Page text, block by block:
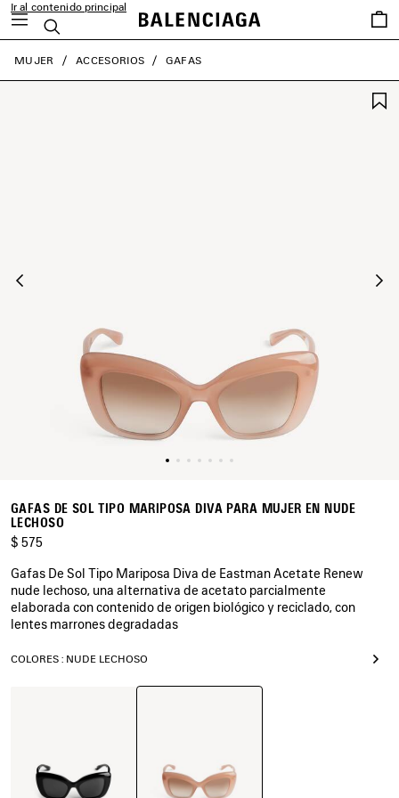
Ir al contenido principal
Buscar
close the banner
MUJER ACCESORIOS GAFAS
GAFAS DE SOL TIPO MARIPOSA DIVA PARA MUJER EN NUDE
LECHOSO
$ 575
Gafas De Sol Tipo Mariposa Diva de Eastman Acetate Renew
nude lechoso, una alternativa de acetato parcialmente
elaborada con contenido de origen biológico y reciclado, con
lentes marrones degradadas
COLORES : NUDE LECHOSO
Nude